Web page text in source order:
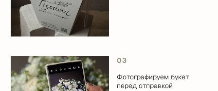
03
Фотографируем букет
перед отправкой